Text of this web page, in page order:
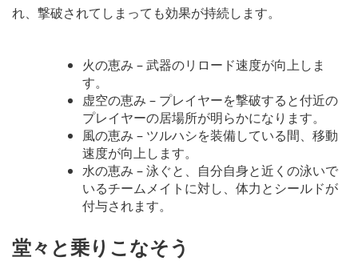
れ、撃破されてしまっても効果が持続します。
火の恵み – 武器のリロード速度が向上しま
す。
虚空の恵み – プレイヤーを撃破すると付近の
プレイヤーの居場所が明らかになります。
風の恵み – ツルハシを装備している間、移動
速度が向上します。
水の恵み – 泳ぐと、自分自身と近くの泳いで
いるチームメイトに対し、体力とシールドが
付与されます。
堂々と乗りこなそう